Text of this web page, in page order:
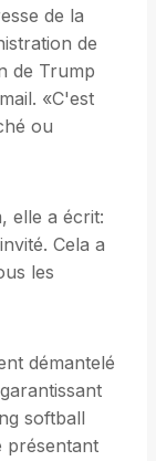
de la
de
de Trump
«C'est
ou
elle a écrit:
Cela a
les
démantelé
softball
présentant